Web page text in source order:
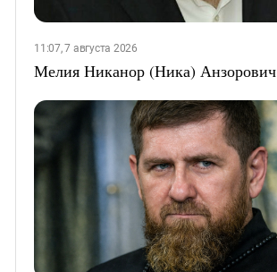
11:07, 7 августа 2026
Мелия Никанор (Ника) Анзорович